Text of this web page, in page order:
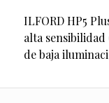
ILFORD HP5
alta
de baja